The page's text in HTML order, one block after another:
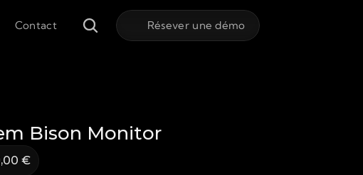
Bison Monitor
€
Contact Résever une démo